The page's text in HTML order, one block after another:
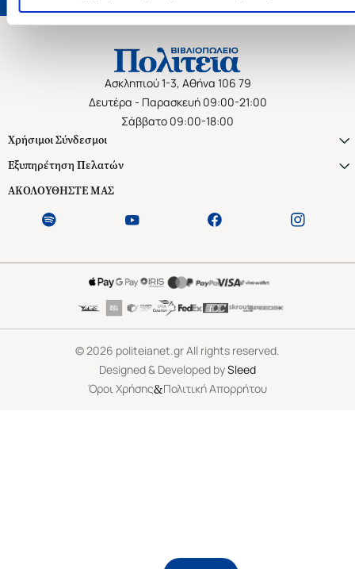
Ασκληπιού 1-3, Αθήνα 106 79
Δευτέρα - Παρασκευή 09:00-21:00
Σάββατο 09:00-18:00
Χρήσιμοι Σύνδεσμοι
Εξυπηρέτηση Πελατών
ΑΚΟΛΟΥΘΗΣΤΕ ΜΑΣ
©2026 politeianet.gr All rights reserved.
Designed & Developed bySleed
Όροι Χρήσης&Πολιτική Απορρήτου